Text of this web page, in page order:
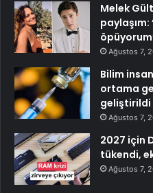
Melek
paylaşım:
Ağustos 7,
Bilim
ortama
geliştirildi
Ağustos 7,
2027 için
tükendi,
Ağustos 7,